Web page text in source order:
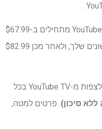
\המחירים בתוכנית הראשית של YouTube TV מתחילים ב-$67.99
לחודש עבור שלושת החודשים הראשונים שלך, ולאחר מכן $82.99
אתה יכול לצפות מ-YouTube TV בכל
. פרטים למטה,